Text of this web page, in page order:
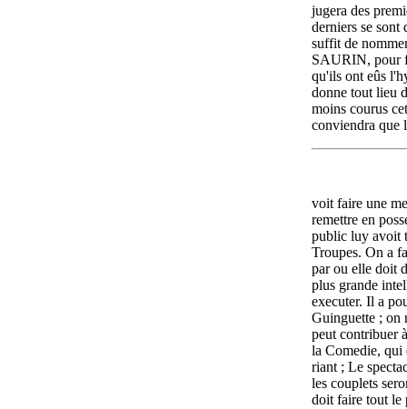
jugera des
derniers se
suffit de
SAURIN, pour
qu'ils ont eûs
donne tout lieu
moins courus
conviendra que
voit faire une
remettre en
public luy avoit
Troupes. On a
par ou elle doit
plus grande
executer. Il a
Guinguette ; on
peut contribuer
la Comedie, qui
riant ; Le
les couplets
doit faire tout le